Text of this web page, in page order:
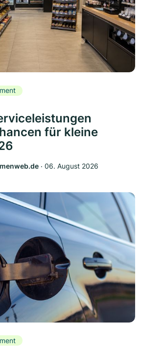
für kleine
‧ 06. August 2026